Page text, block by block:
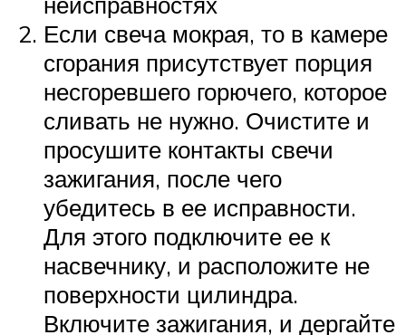
Если свеча мокрая, то в камере
сгорания присутствует порция
несгоревшего горючего, которое
сливать не нужно. Очистите и
просушите контакты свечи
зажигания, после чего
убедитесь в ее исправности.
Для этого подключите ее к
насвечнику, и расположите не
поверхности цилиндра.
Включите зажигания, и дергайте